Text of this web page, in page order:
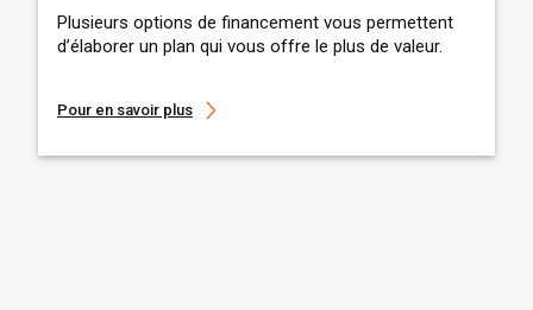
Plusieurs options de financement vous permettent
d’élaborer un plan qui vous offre le plus de valeur.
Pour en savoir plus